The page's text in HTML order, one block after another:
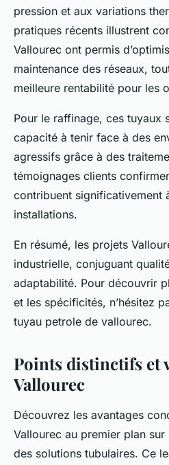
pression et aux variations
pratiques récents illustrent
Vallourec ont permis
maintenance des réseaux,
meilleure rentabilité pour les
Pour le raffinage, ces tuyaux
capacité à tenir face à des
agressifs grâce à des
témoignages clients
contribuent significativement
installations.
En résumé, les projets
industrielle, conjuguant
adaptabilité. Pour découvrir
et les spécificités, n’hésitez
tuyau petrole de vallourec.
Points distinctifs et
Vallourec
Découvrez les avantages
Vallourec au premier plan
des solutions tubulaires. Ce